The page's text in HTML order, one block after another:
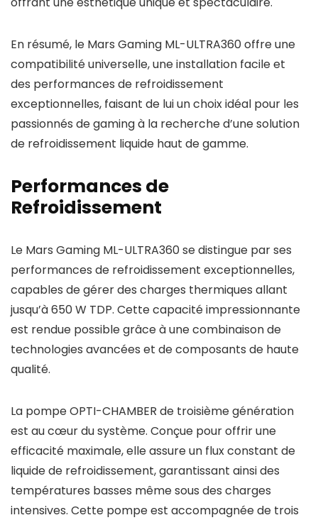
En résumé, le Mars Gaming ML-ULTRA360 offre une
compatibilité universelle, une installation facile et
des performances de refroidissement
exceptionnelles, faisant de lui un choix idéal pour les
passionnés de gaming à la recherche d’une solution
de refroidissement liquide haut de gamme.
Performances de
Refroidissement
Le Mars Gaming ML-ULTRA360 se distingue par ses
performances de refroidissement exceptionnelles,
capables de gérer des charges thermiques allant
jusqu’à 650 W TDP. Cette capacité impressionnante
est rendue possible grâce à une combinaison de
technologies avancées et de composants de haute
qualité.
La pompe OPTI-CHAMBER de troisième génération
est au cœur du système. Conçue pour offrir une
efficacité maximale, elle assure un flux constant de
liquide de refroidissement, garantissant ainsi des
températures basses même sous des charges
intensives. Cette pompe est accompagnée de trois